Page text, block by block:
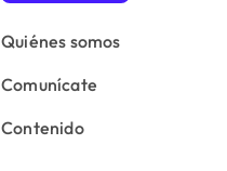
Quiénes somos
Comunícate
Contenido